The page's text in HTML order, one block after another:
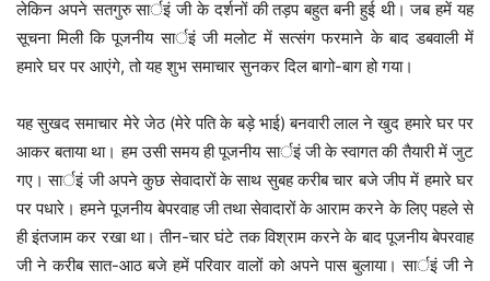
लेकिन अपने सतगुरु सार्इं जी के दर्शनों की तड़प बहुत बनी हुई थी। जब हमें यह
सूचना मिली कि पूजनीय सार्इं जी मलोट में सत्संग फरमाने के बाद डबवाली में
हमारे घर पर आएंगे, तो यह शुभ समाचार सुनकर दिल बागो-बाग हो गया।
यह सुखद समाचार मेरे जेठ (मेरे पति के बड़े भाई) बनवारी लाल ने खुद हमारे घर पर
आकर बताया था। हम उसी समय ही पूजनीय सार्इं जी के स्वागत की तैयारी में जुट
गए। सार्इं जी अपने कुछ सेवादारों के साथ सुबह करीब चार बजे जीप में हमारे घर
पर पधारे। हमने पूजनीय बेपरवाह जी तथा सेवादारों के आराम करने के लिए पहले से
ही इंतजाम कर रखा था। तीन-चार घंटे तक विश्राम करने के बाद पूजनीय बेपरवाह
जी ने करीब सात-आठ बजे हमें परिवार वालों को अपने पास बुलाया। सार्इं जी ने